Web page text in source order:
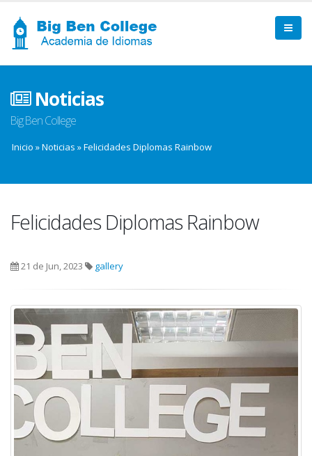
Noticias
Big Ben College
Inicio »Noticias »Felicidades Diplomas Rainbow
Felicidades Diplomas Rainbow
21 de Jun, 2023 gallery